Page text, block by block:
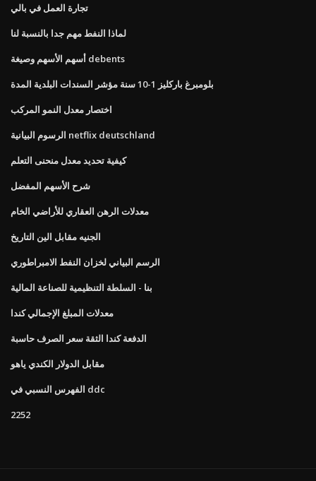
تجارة العمل في بالي
لماذا النفط مهم جدا بالنسبة لنا
أسهم الأسهم وصيغة debents
بلومبرغ باركليز 1-10 سنة مؤشر السندات البلدية المدة
اختصار معدل النمو المركب
الرسوم البيانية netflix deutschland
كيفية تحديد معدل منحنى التعلم
شرح الأسهم المفضل
معدلات الرهن العقاري للأراضي الخام
الجنيه مقابل الين التاريخ
الرسم البياني لخزان النفط الامبراطوري
بنا - السلطة التنظيمية للصناعة المالية
معدلات المبلغ الإجمالي كندا
الدفعة كندا الثقة سعر الصرف حاسبة
مقابل الدولار الكندي ياهو
الفهرس النسبي في ddc
2252